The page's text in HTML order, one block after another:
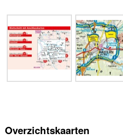
Overzichtskaarten